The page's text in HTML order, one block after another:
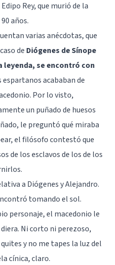
Rey, que murió de la
años.
varias anécdotas, que
de Diógenes de Sínope
leyenda, se encontró con
espartanos acababan de
Por lo visto,
un puñado de huesos
le preguntó qué miraba
el filósofo contestó que
de los esclavos de los de los
a Diógenes y Alejandro.
tomando el sol.
personaje, el macedonio le
Ni corto ni perezoso,
y no me tapes la luz del
cínica, claro.